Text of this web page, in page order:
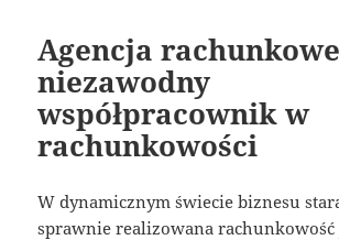
Agencja
niezawodny
współpracownik w
rachunkowości
W dynamicznym świecie biznesu
sprawnie realizowana rachunkowość